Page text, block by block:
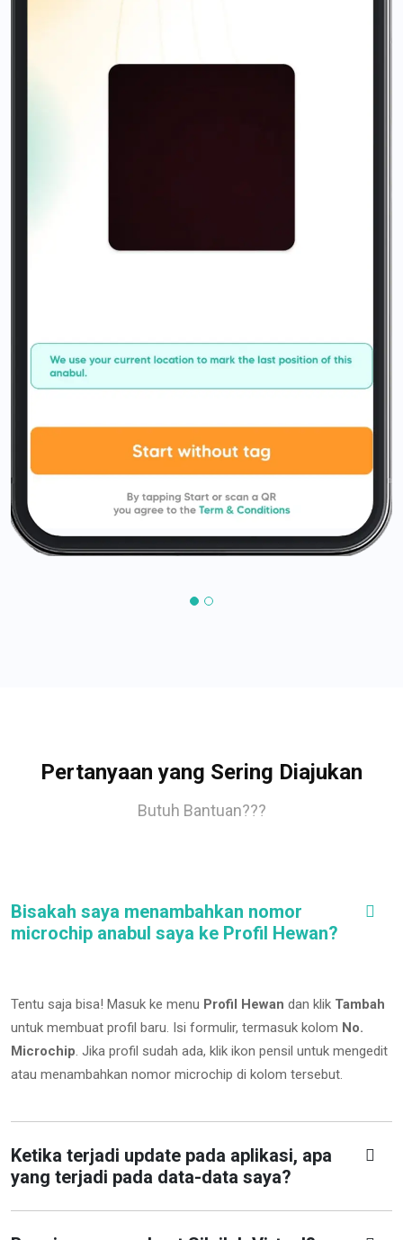
Pertanyaan yang Sering Diajukan
Butuh Bantuan???
Bisakah saya menambahkan nomor
microchip anabul saya ke Profil Hewan?
Tentu saja bisa! Masuk ke menu Profil Hewan dan klik Tambah
untuk membuat profil baru. Isi formulir, termasuk kolom No.
Microchip. Jika profil sudah ada, klik ikon pensil untuk mengedit
atau menambahkan nomor microchip di kolom tersebut.
Ketika terjadi update pada aplikasi, apa
yang terjadi pada data-data saya?